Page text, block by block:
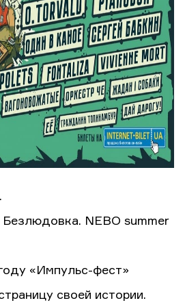
NEBO summer
«Импульс-фест»
своей истории.